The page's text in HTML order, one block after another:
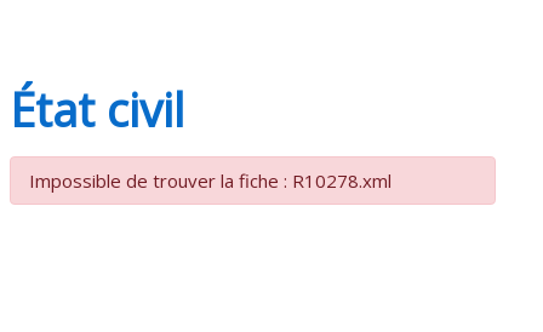
État civil
Impossible de trouver la fiche : R10278.xml